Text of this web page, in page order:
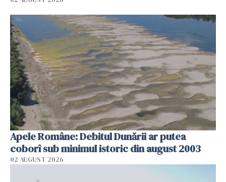
Apele Române: Debitul Dunării ar putea
coborî sub minimul istoric din august 2003
02 AUGUST 2026